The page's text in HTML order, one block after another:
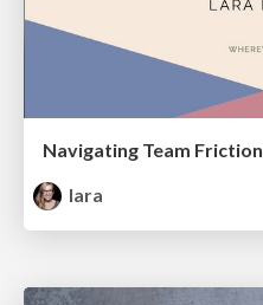
Navigating Team Friction
lara